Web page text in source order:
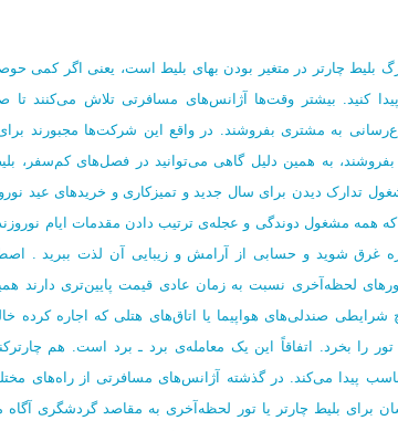
بلیط‌ چارتر در متغیر بودن بهای بلیط است، یعنی اگر کمی
کنید. بیشتر وقت‌ها آژانس‌های مسافرتی تلاش می‌کنند تا
به مشتری بفروشند. در واقع این شرکت‌ها مجبورند
به همین دلیل گاهی می‌توانید در فصل‌های کم‌سفر،
تدارک دیدن برای سال جدید و تمیزکاری‌ و خریدهای عید
همه مشغول دوندگی و عجله‌ی ترتیب دادن مقدمات ایام
غرق شوید و حسابی از آرامش و زیبایی آن لذت ببرید .
لحظه‌آخری نسبت به زمان عادی قیمت پایین‌تری دارند
صندلی‌های هواپیما یا اتاق‌های هتلی که اجاره کرده
را بخرد. اتفاقاً این یک معامله‌ی برد ـ برد است. هم
پیدا می‌کند. در گذشته آژانس‌های مسافرتی از راه‌های
برای بلیط چارتر یا تور لحظه‌آخری به مقاصد گردشگری آگاه